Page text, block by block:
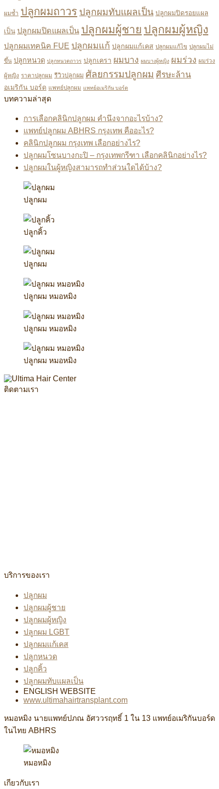
ผมซ้ำ ปลูกผมถาวร ปลูกผมทับแผลเป็น ปลูกผมปิดรอยแผล
เป็น ปลูกผมปิดแผลเป็น ปลูกผมผู้ชาย ปลูกผมผู้หญิง
ปลูกผมเทคนิค FUE ปลูกผมแก้ ปลูกผมแก้เคส ปลูกผมแก้ไข ปลูกผมไม่
ขึ้น ปลูกหนวด ปลูกหนวดถาวร ปลูกเครา ผมบาง ผมบางผู้หญิง ผมร่วง ผมร่วง
ผู้หญิง ราคาปลูกผม รีวิวปลูกผม ศัลยกรรมปลูกผม ศีรษะล้าน
อเมริกัน บอร์ด แพทย์ปลูกผม แพทย์อเมริกัน บอร์ด
บทความล่าสุด
การเลือกคลินิกปลูกผม คำนึงจากอะไรบ้าง?
แพทย์ปลูกผม ABHRS กรุงเทพ คืออะไร?
คลินิกปลูกผม กรุงเทพ เลือกอย่างไร?
ปลูกผมโซนบางกะปิ – กรุงเทพกรีฑา เลือกคลินิกอย่างไร?
ปลูกผมในผู้หญิงสามารถทำส่วนใดได้บ้าง?
ปลูกผม
ปลูกคิ้ว
ปลูกผม
ปลูกผม หมอหมิง
ปลูกผม หมอหมิง
ปลูกผม หมอหมิง
ติดตามเรา
บริการของเรา
ปลูกผม
ปลูกผมผู้ชาย
ปลูกผมผู้หญิง
ปลูกผม LGBT
ปลูกผมแก้เคส
ปลูกหนวด
ปลูกคิ้ว
ปลูกผมทับแผลเป็น
ENGLISH WEBSITE
www.ultimahairtransplant.com
หมอหมิง นายแพทย์ปภณ อัศววรฤทธิ์ 1 ใน 13 แพทย์อเมริกันบอร์ด
ในไทย ABHRS
หมอหมิง
เกียวกับเรา